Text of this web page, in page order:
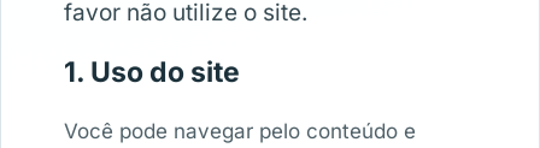
favor não utilize o site.
1. Uso do site
Você pode navegar pelo conteúdo e